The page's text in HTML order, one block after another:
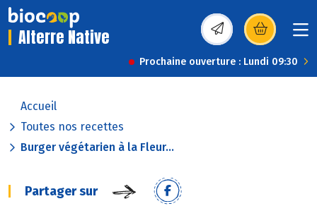
Alterre Native (s’ouvre dans une
Prochaine ouverture : Lundi 09:30
Accueil
Toutes nos recettes
Burger végétarien à la Fleur...
Partager sur